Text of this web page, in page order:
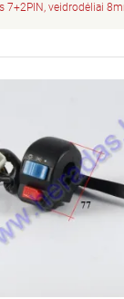
veidrodėliai